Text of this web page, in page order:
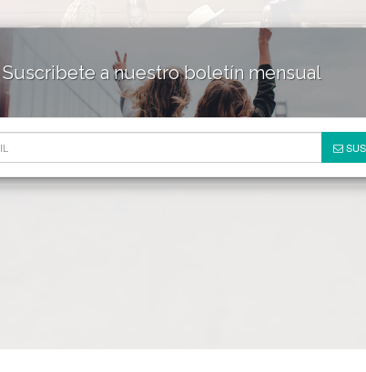
HOTELES & RESORTS
Suscribete a nuestro boletín mensual